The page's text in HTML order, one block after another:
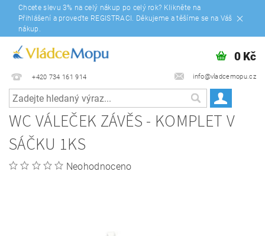
Chcete slevu 3% na celý nákup po celý rok? Klikněte na
Přihlášení a proveďte REGISTRACI. Děkujeme a těšíme se na Váš
nákup.
+420 734 161 914 info@vladcemopu.cz
0 Kč
WC VÁLEČEK ZÁVĚS - KOMPLET V
SÁČKU 1KS
Neohodnoceno